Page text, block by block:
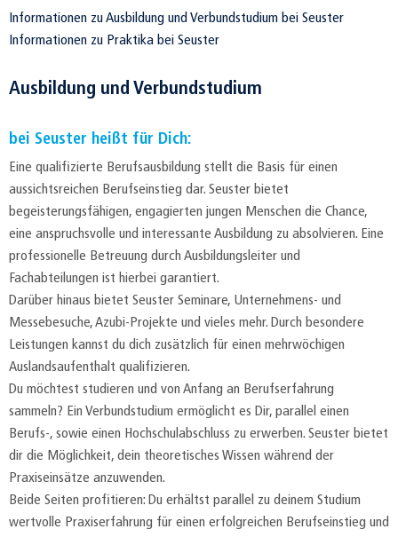
Informationen zu Ausbildung und Verbundstudium bei Seuster
Informationen zu Praktika bei Seuster
Ausbildung und Verbundstudium
bei Seuster heißt für Dich:
Eine qualifizierte Berufsausbildung stellt die Basis für einen
aussichtsreichen Berufseinstieg dar. Seuster bietet
begeisterungsfähigen, engagierten jungen Menschen die Chance,
eine anspruchsvolle und interessante Ausbildung zu absolvieren. Eine
professionelle Betreuung durch Ausbildungsleiter und
Fachabteilungen ist hierbei garantiert.
Darüber hinaus bietet Seuster Seminare, Unternehmens- und
Messebesuche, Azubi-Projekte und vieles mehr. Durch besondere
Leistungen kannst du dich zusätzlich für einen mehrwöchigen
Auslandsaufenthalt qualifizieren.
Du möchtest studieren und von Anfang an Berufserfahrung
sammeln? Ein Verbundstudium ermöglicht es Dir, parallel einen
Berufs-, sowie einen Hochschulabschluss zu erwerben. Seuster bietet
dir die Möglichkeit, dein theoretisches Wissen während der
Praxiseinsätze anzuwenden.
Beide Seiten profitieren: Du erhältst parallel zu deinem Studium
wertvolle Praxiserfahrung für einen erfolgreichen Berufseinstieg und